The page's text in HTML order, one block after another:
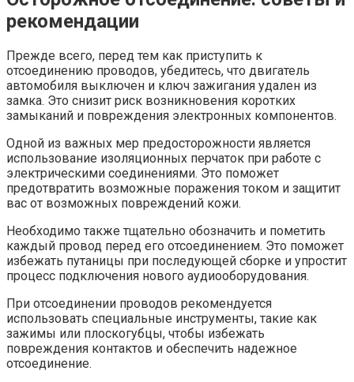
рекомендации
Прежде всего, перед тем как приступить к
отсоединению проводов, убедитесь, что двигатель
автомобиля выключен и ключ зажигания удален из
замка. Это снизит риск возникновения коротких
замыканий и повреждения электронных компонентов.
Одной из важных мер предосторожности является
использование изоляционных перчаток при работе с
электрическими соединениями. Это поможет
предотвратить возможные поражения током и защитит
вас от возможных повреждений кожи.
Необходимо также тщательно обозначить и пометить
каждый провод перед его отсоединением. Это поможет
избежать путаницы при последующей сборке и упростит
процесс подключения нового аудиооборудования.
При отсоединении проводов рекомендуется
использовать специальные инструменты, такие как
зажимы или плоскогубцы, чтобы избежать
повреждения контактов и обеспечить надежное
отсоединение.